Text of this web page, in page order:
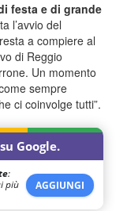
festa e di grande
l’avvio del
a compiere al
di Reggio
Un momento
sempre
ci coinvolge tutti”.
Google.
:
più
AGGIUNGI